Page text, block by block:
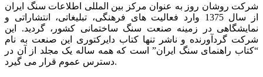
شرکت روشان روز به عنوان مرکز بین المللی اطلاعات سنگ ایران
از سال 1375 وارد فعالیت های فرهنگی، تبلیغاتی، انتشاراتی و
نمایشگاهی در زمینه صنعت سنگ ساختمانی کشور، گردید. این
شرکت گردآورنده و ناشر تنها کتاب دایرکتوری این صنعت به نام
“کتاب راهنمای سنگ ایران” است که همه ساله یک مجلد از آن در
دسترس عموم قرار می گیرد.